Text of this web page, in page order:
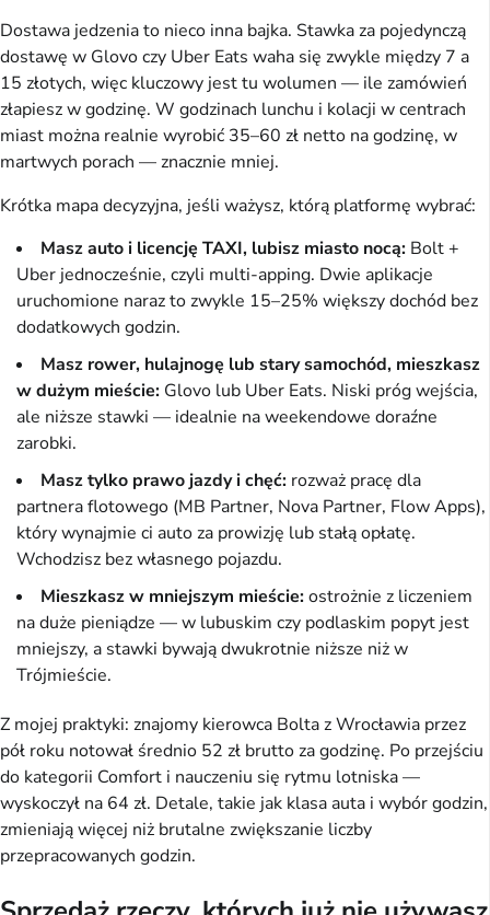
Dostawa jedzenia to nieco inna bajka. Stawka za pojedynczą
dostawę w Glovo czy Uber Eats waha się zwykle między 7 a
15 złotych, więc kluczowy jest tu wolumen — ile zamówień
złapiesz w godzinę. W godzinach lunchu i kolacji w centrach
miast można realnie wyrobić 35–60 zł netto na godzinę, w
martwych porach — znacznie mniej.
Krótka mapa decyzyjna, jeśli ważysz, którą platformę wybrać:
Masz auto i licencję TAXI, lubisz miasto nocą: Bolt +
Uber jednocześnie, czyli multi-apping. Dwie aplikacje
uruchomione naraz to zwykle 15–25% większy dochód bez
dodatkowych godzin.
Masz rower, hulajnogę lub stary samochód, mieszkasz
w dużym mieście: Glovo lub Uber Eats. Niski próg wejścia,
ale niższe stawki — idealnie na weekendowe doraźne
zarobki.
Masz tylko prawo jazdy i chęć: rozważ pracę dla
partnera flotowego (MB Partner, Nova Partner, Flow Apps),
który wynajmie ci auto za prowizję lub stałą opłatę.
Wchodzisz bez własnego pojazdu.
Mieszkasz w mniejszym mieście:ostrożnie z liczeniem
na duże pieniądze — w lubuskim czy podlaskim popyt jest
mniejszy, a stawki bywają dwukrotnie niższe niż w
Trójmieście.
Z mojej praktyki: znajomy kierowca Bolta z Wrocławia przez
pół roku notował średnio 52 zł brutto za godzinę. Po przejściu
do kategorii Comfort i nauczeniu się rytmu lotniska —
wyskoczył na 64 zł. Detale, takie jak klasa auta i wybór godzin,
zmieniają więcej niż brutalne zwiększanie liczby
przepracowanych godzin.